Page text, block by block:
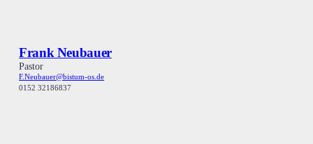
Frank Neubauer
Pastor
F.Neubauer@bistum-os.de
0152 32186837